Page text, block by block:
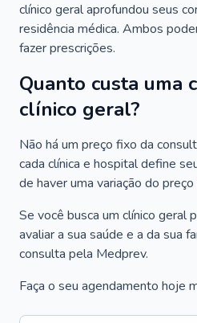
clínico geral aprofundou seus
residência médica. Ambos
fazer prescrições.
Quanto custa uma
clínico geral?
Não há um preço fixo da
cada clínica e hospital define
de haver uma variação do
Se você busca um clínico geral
avaliar a sua saúde e a da sua
consulta pela Medprev.
Faça o seu agendamento hoje